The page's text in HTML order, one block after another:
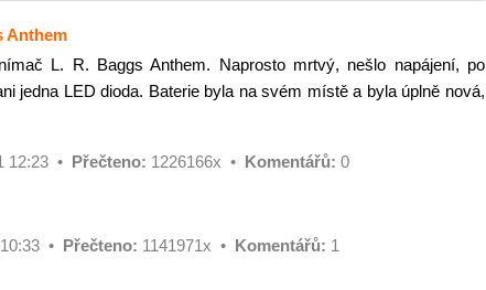
Anthem
L. R. Baggs Anthem. Naprosto mrtvý, nešlo napájení, po
jedna LED dioda. Baterie byla na svém místě a byla úplně nová,
12:23 • Přečteno: 1226166x • Komentářů: 0
• Přečteno: 1141971x • Komentářů: 1